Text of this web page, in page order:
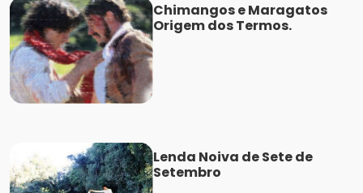
Chimangos e Maragatos
Origem dos Termos.
Lenda Noiva de Sete de
Setembro